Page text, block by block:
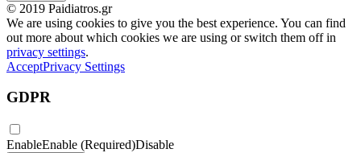
© 2019 Paidiatros.gr
We are using cookies to give you the best experience. You can find
out more about which cookies we are using or switch them off in
privacy settings.
AcceptPrivacy Settings
GDPR
EnableEnable (Required)Disable